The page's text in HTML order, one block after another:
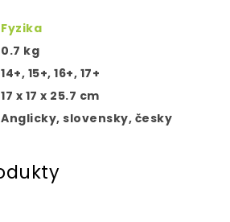
Fyzika
0.7 kg
14+, 15+, 16+, 17+
17 x 17 x 25.7 cm
Anglicky, slovensky, česky